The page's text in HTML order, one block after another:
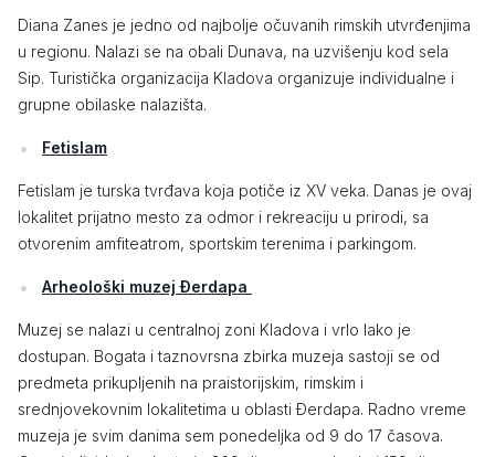
Diana Zanes je jedno od najbolje očuvanih rimskih utvrđenjima
u regionu. Nalazi se na obali Dunava, na uzvišenju kod sela
Sip. Turistička organizacija Kladova organizuje individualne i
grupne obilaske nalazišta.
Fetislam
Fetislam je turska tvrđava koja potiče iz XV veka. Danas je ovaj
lokalitet prijatno mesto za odmor i rekreaciju u prirodi, sa
otvorenim amfiteatrom, sportskim terenima i parkingom.
Arheološki muzej Đerdapa
Muzej se nalazi u centralnoj zoni Kladova i vrlo lako je
dostupan. Bogata i taznovrsna zbirka muzeja sastoji se od
predmeta prikupljenih na praistorijskim, rimskim i
srednjovekovnim lokalitetima u oblasti Đerdapa. Radno vreme
muzeja je svim danima sem ponedeljka od 9 do 17 časova.